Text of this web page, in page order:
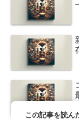
この記事を読ん